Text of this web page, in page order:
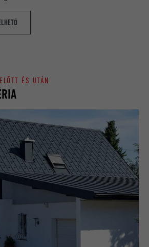
ÉS UTÁN
használja a weboldalt.
_gaexp
Google Optimize
90 nap
Teszt jelleggel alkalmazzák annak
ellenőrzésére, hogy a böngésző engedi-
jellemzőket nem tartalmaz.
Munkamenet
Elmenti egy weboldalnak a felhasználó
által választott nyelvi beállításait.
lang
LinkedIn
Munkamenet
A LinkedIn használja, ha egy weboldal
beágyazott nyomonkövetési ablakot
tartalmaz.